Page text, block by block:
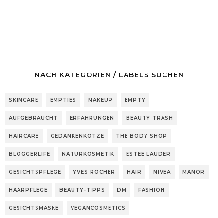
NACH KATEGORIEN / LABELS SUCHEN
SKINCARE EMPTIES MAKEUP EMPTY
AUFGEBRAUCHT ERFAHRUNGEN BEAUTY TRASH
HAIRCARE GEDANKENKOTZE THE BODY SHOP
BLOGGERLIFE NATURKOSMETIK ESTEE LAUDER
GESICHTSPFLEGE YVES ROCHER HAIR NIVEA MANOR
HAARPFLEGE BEAUTY-TIPPS DM FASHION
GESICHTSMASKE VEGANCOSMETICS